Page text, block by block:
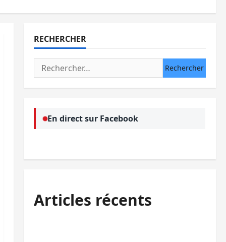
RECHERCHER
Rechercher :
En direct sur Facebook
Articles récents